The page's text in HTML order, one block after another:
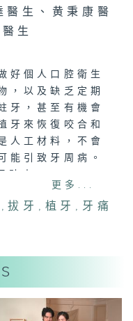
醫生、黄秉康醫
生
好個人口腔衛生
，以及缺乏定期
牙，甚至有機會
牙來恢復咬合和
人工材料，不會
能引致牙周病。
牙醫學院修復
更多...
, 拔牙 , 植牙 , 牙痛